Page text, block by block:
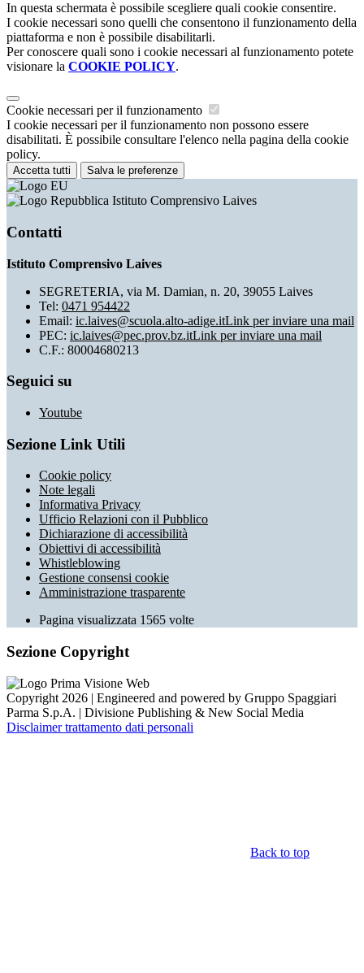
In questa schermata è possibile scegliere quali cookie consentire.
I cookie necessari sono quelli che consentono il funzionamento della
piattaforma e non è possibile disabilitarli.
Per conoscere quali sono i cookie necessari al funzionamento potete
visionare la COOKIE POLICY.
Cookie necessari per il funzionamento
I cookie necessari per il funzionamento non possono essere
disabilitati. È possibile consultare l'elenco nella pagina della cookie
policy.
Accetta tutti Salva le preferenze
Istituto Comprensivo Laives
Contatti
Istituto Comprensivo Laives
SEGRETERIA, via M. Damian, n. 20, 39055 Laives
Tel: 0471 954422
Email: ic.laives@scuola.alto-adige.itLink per inviare una mail
PEC: ic.laives@pec.prov.bz.itLink per inviare una mail
C.F.: 80004680213
Seguici su
Youtube
Sezione Link Utili
Cookie policy
Note legali
Informativa Privacy
Ufficio Relazioni con il Pubblico
Dichiarazione di accessibilità
Obiettivi di accessibilità
Whistleblowing
Gestione consensi cookie
Amministrazione trasparente
Pagina visualizzata 1565 volte
Sezione Copyright
Copyright 2026 | Engineered and powered by Gruppo Spaggiari
Parma S.p.A. | Divisione Publishing & New Social Media
Disclaimer trattamento dati personali
Back to top